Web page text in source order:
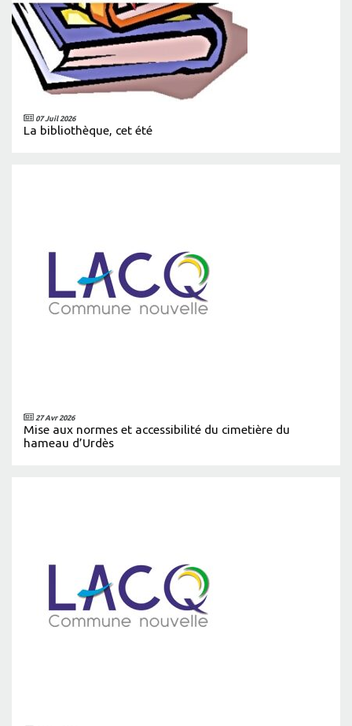
07 Juil 2026
La bibliothèque, cet été
27 Avr 2026
Mise aux normes et accessibilité du cimetière du
hameau d’Urdès